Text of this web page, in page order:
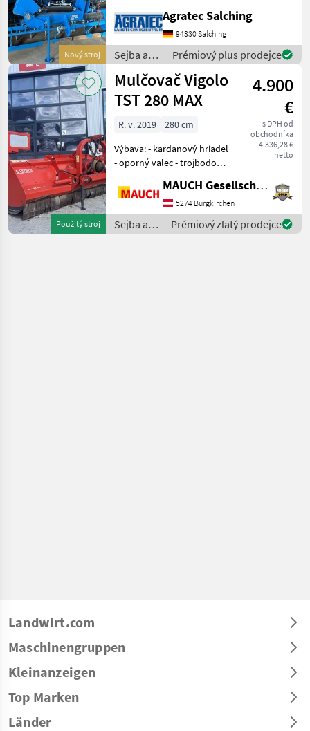
Nový stroj
Neuwertiger Zustand!!!
Achtung! Maschine steht
beim Kunden! Sejba a
starostlivosť o plodinu
Kombinovan
Agratec Salching
94330 Salching
Sejba a
starostlivosť
o plodinu
/ Lemken
Prémiový plus prodejce
Použitý stroj
Mulčovač Vigolo
TST 280 MAX
4.900
€
s DPH od
obchodníka
4.336,28 €
netto
R. v. 2019
280 cm
Výbava: - kardanový hriadeľ
- oporný valec - trojbodové
pripojenie - dvojité puzdro -
hydraulický bočný posun -
dodatočný protinožec -
hmotnosť:
MAUCH Gesellschaft m.b.H. & Co.KG
5274 Burgkirchen
Sejba a
starostlivosť
Prémiový zlatý prodejce
Landwirt.com
Maschinengruppen
Kleinanzeigen
Top Marken
Länder